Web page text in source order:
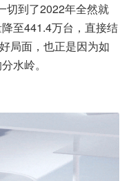
切到了2022年全然就
至441.4万台，直接结
局面，也正是因为如
水岭。